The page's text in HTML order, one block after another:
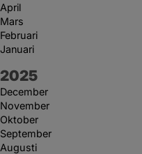
April
Mars
Februari
Januari
År:
2025
December
November
Oktober
September
Augusti